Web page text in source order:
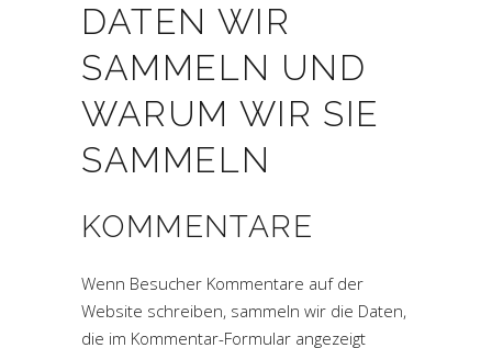
DATEN WIR
SAMMELN UND
WARUM WIR SIE
SAMMELN
KOMMENTARE
Wenn Besucher Kommentare auf der
Website schreiben, sammeln wir die Daten,
die im Kommentar-Formular angezeigt